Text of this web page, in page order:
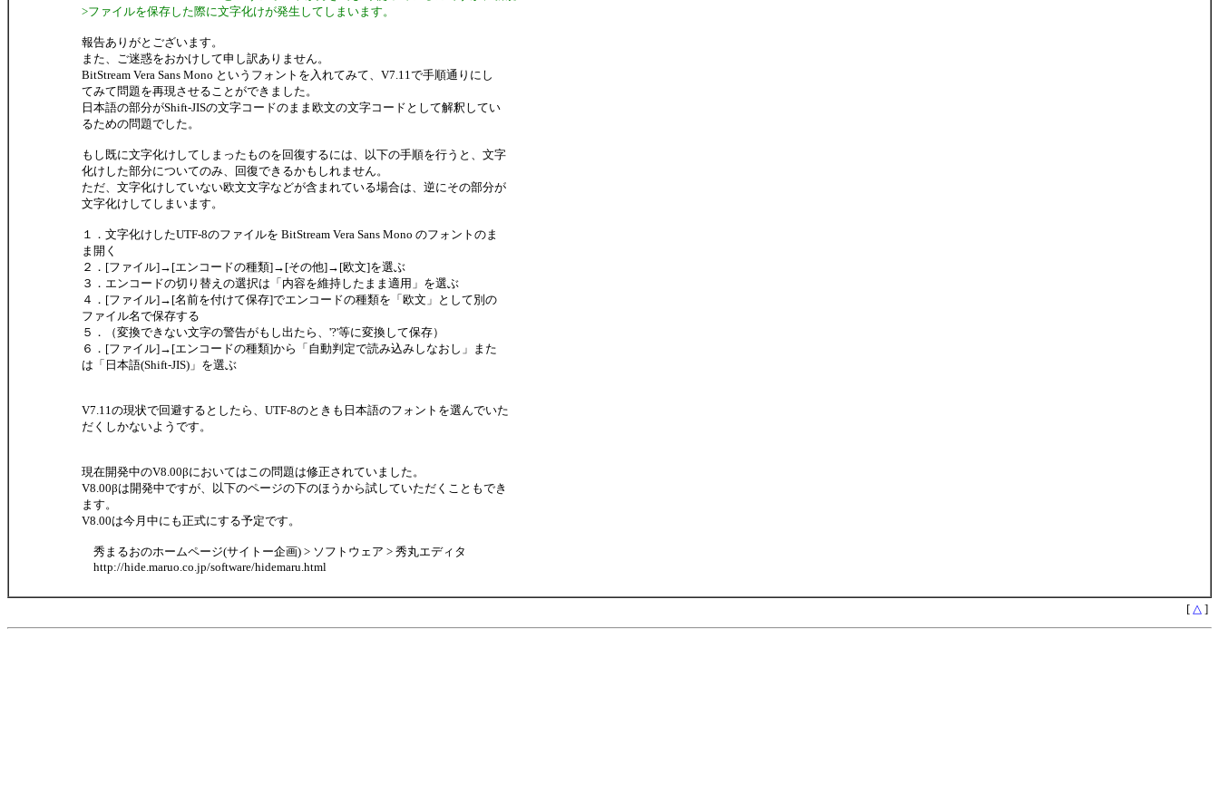
>ファイルを保存した際に文字化けが発生してしまいます。
報告ありがとございます。
また、ご迷惑をおかけして申し訳ありません。
BitStream Vera Sans Mono というフォントを入れてみて、V7.11で手順通りにし
てみて問題を再現させることができました。
日本語の部分がShift-JISの文字コードのまま欧文の文字コードとして解釈してい
るための問題でした。
もし既に文字化けしてしまったものを回復するには、以下の手順を行うと、文字
化けした部分についてのみ、回復できるかもしれません。
ただ、文字化けしていない欧文文字などが含まれている場合は、逆にその部分が
文字化けしてしまいます。
１．文字化けしたUTF-8のファイルを BitStream Vera Sans Mono のフォントのま
ま開く
２．[ファイル]→[エンコードの種類]→[その他]→[欧文]を選ぶ
３．エンコードの切り替えの選択は「内容を維持したまま適用」を選ぶ
４．[ファイル]→[名前を付けて保存]でエンコードの種類を「欧文」として別の
ファイル名で保存する
５．（変換できない文字の警告がもし出たら、'?'等に変換して保存）
６．[ファイル]→[エンコードの種類]から「自動判定で読み込みしなおし」また
は「日本語(Shift-JIS)」を選ぶ
V7.11の現状で回避するとしたら、UTF-8のときも日本語のフォントを選んでいた
だくしかないようです。
現在開発中のV8.00βにおいてはこの問題は修正されていました。
V8.00βは開発中ですが、以下のページの下のほうから試していただくこともでき
ます。
V8.00は今月中にも正式にする予定です。
秀まるおのホームページ(サイトー企画) > ソフトウェア > 秀丸エディタ
http://hide.maruo.co.jp/software/hidemaru.html
[ △ ]